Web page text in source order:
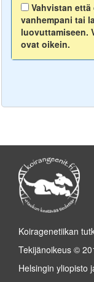
Vahvistan
vanhempani tai
luovuttamiseen.
ovat oikein.
Koiragenetiikan
Tekijänoikeus ©
Helsingin yliopisto